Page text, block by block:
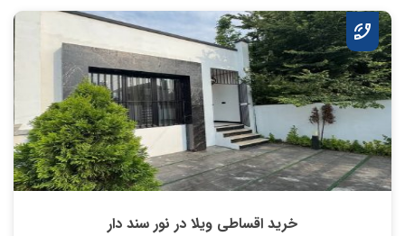
خرید اقساطی ویلا در نور سند دار